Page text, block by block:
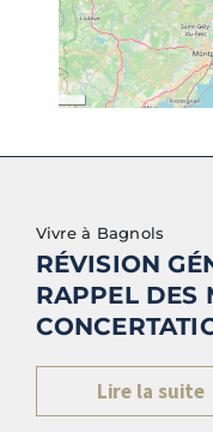
RÉVISION
RAPPEL DES
Vivre à Bagnols
Lire la suite